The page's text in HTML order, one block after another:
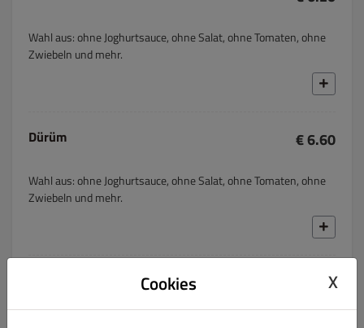
Wahl aus: ohne Joghurtsauce, ohne Salat, ohne Tomaten, ohne
Zwiebeln und mehr.
Dürüm € 6.60
Wahl aus: ohne Joghurtsauce, ohne Salat, ohne Tomaten, ohne
Zwiebeln und mehr.
€ 6.50
Cookies X